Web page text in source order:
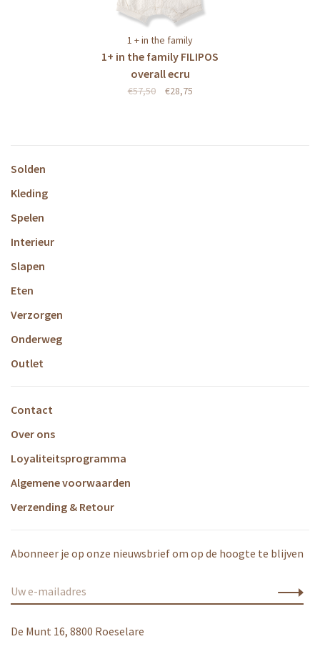
1 + in the family
1+ in the family FILIPOS
overall ecru
€57,50 €28,75
Solden
Kleding
Spelen
Interieur
Slapen
Eten
Verzorgen
Onderweg
Outlet
Contact
Over ons
Loyaliteitsprogramma
Algemene voorwaarden
Verzending & Retour
Abonneer je op onze nieuwsbrief om op de hoogte te blijven
De Munt 16, 8800 Roeselare